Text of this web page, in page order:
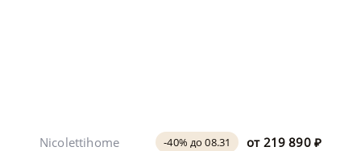
от 219 890 ₽
-40% до 08.31
Nicolettihome